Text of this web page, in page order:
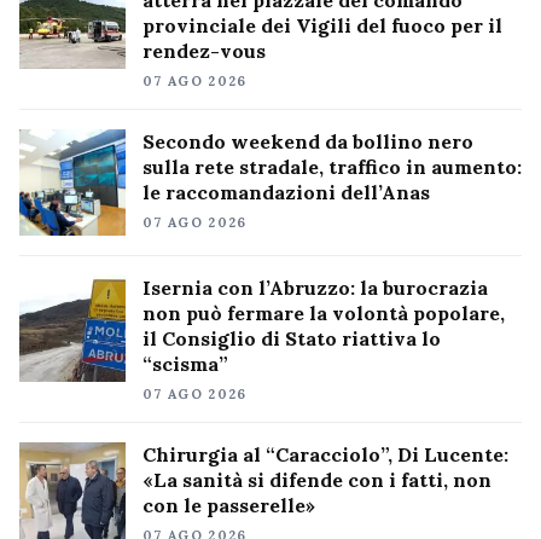
provinciale dei Vigili del fuoco per il
rendez-vous
07 AGO 2026
Secondo weekend da bollino nero
sulla rete stradale, traffico in aumento:
le raccomandazioni dell’Anas
07 AGO 2026
Isernia con l’Abruzzo: la burocrazia
non può fermare la volontà popolare,
il Consiglio di Stato riattiva lo
“scisma”
07 AGO 2026
Chirurgia al “Caracciolo”, Di Lucente:
«La sanità si difende con i fatti, non
con le passerelle»
07 AGO 2026